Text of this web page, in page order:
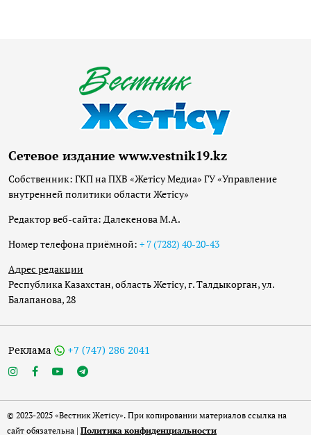
Сетевое издание www.vestnik19.kz
Собственник: ГКП на ПХВ «Жетісу Медиа» ГУ «Управление
внутренней политики области Жетісу»
Редактор веб-сайта: Далекенова М.А.
Номер телефона приёмной: + 7 (7282) 40-20-43
Адрес редакции
Республика Казахстан, область Жетісу, г. Талдыкорган, ул.
Балапанова, 28
Реклама +7 (747) 286 2041
© 2023-2025 «Вестник Жетісу». При копировании материалов ссылка на
сайт обязательна | Политика конфиденциальности